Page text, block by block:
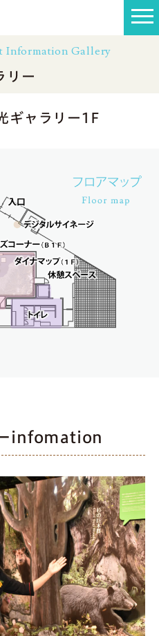
Information Gallery
リー
ギャラリー1F
infomation